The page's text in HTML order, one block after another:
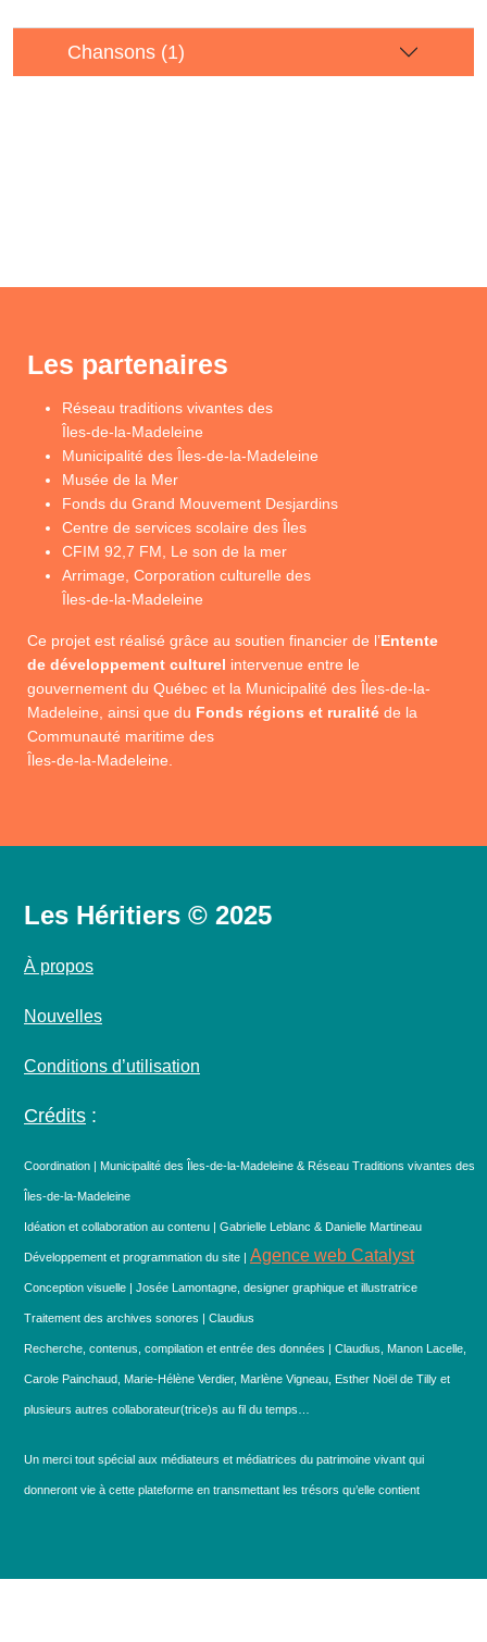
Chansons (1)
Les partenaires
Réseau traditions vivantes des
Îles-de-la-Madeleine
Municipalité des Îles-de-la-Madeleine
Musée de la Mer
Fonds du Grand Mouvement Desjardins
Centre de services scolaire des Îles
CFIM 92,7 FM, Le son de la mer
Arrimage, Corporation culturelle des
Îles-de-la-Madeleine
Ce projet est réalisé grâce au soutien financier de l’Entente
de développement culturel intervenue entre le
gouvernement du Québec et la Municipalité des Îles-de-la-
Madeleine, ainsi que du Fonds régions et ruralité de la
Communauté maritime des
Îles-de-la-Madeleine.
Les Héritiers © 2025
À propos
Nouvelles
Conditions d’utilisation
Crédits :
Coordination | Municipalité des Îles-de-la-Madeleine & Réseau Traditions vivantes des
Îles-de-la-Madeleine
Idéation et collaboration au contenu | Gabrielle Leblanc & Danielle Martineau
Développement et programmation du site | Agence web Catalyst
Conception visuelle | Josée Lamontagne, designer graphique et illustratrice
Traitement des archives sonores | Claudius
Recherche, contenus, compilation et entrée des données | Claudius, Manon Lacelle,
Carole Painchaud, Marie-Hélène Verdier, Marlène Vigneau, Esther Noël de Tilly et
plusieurs autres collaborateur(trice)s au fil du temps…
Un merci tout spécial aux médiateurs et médiatrices du patrimoine vivant qui
donneront vie à cette plateforme en transmettant les trésors qu’elle contient